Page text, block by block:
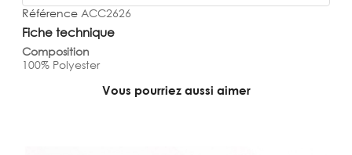
Référence ACC2626
Fiche technique
Composition
100% Polyester
Vous pourriez aussi aimer